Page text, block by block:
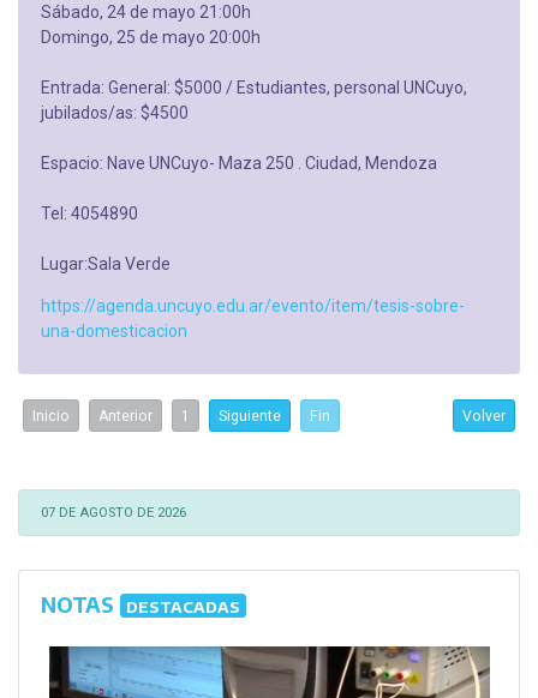
Sábado, 24 de mayo 21:00h
Domingo, 25 de mayo 20:00h
Entrada: General: $5000 / Estudiantes, personal UNCuyo,
jubilados/as: $4500
Espacio: Nave UNCuyo- Maza 250 . Ciudad, Mendoza
Tel: 4054890
Lugar:Sala Verde
https://agenda.uncuyo.edu.ar/evento/item/tesis-sobre-
una-domesticacion
Inicio Anterior 1 Siguiente Fin Volver
07 DE AGOSTO DE 2026
NOTAS DESTACADAS